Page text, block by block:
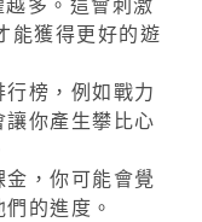
能獲得更好的遊
榜，例如戰力
你產生攀比心
，你可能會覺
的進度。